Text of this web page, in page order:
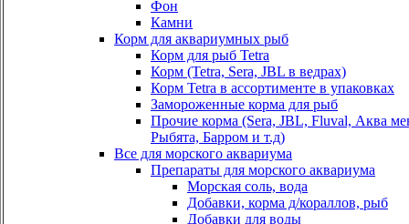
Фон
Камни
Корм для аквариумных рыб
Корм для рыб Tetra
Корм (Tetra, Sera, JBL в ведрах)
Корм Tetra в ассортименте в упаковках
Замороженные корма для рыб
Прочие корма (Sera, JBL, Fluval, Аква
Рыбята, Барром и т.д)
Все для морского аквариума
Препараты для морского аквариума
Морская соль, вода
Добавки, корма д/кораллов, рыб
Добавки для воды